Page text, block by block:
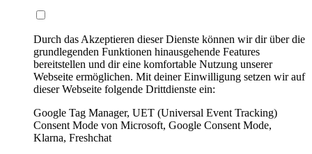
Durch das Akzeptieren dieser Dienste können wir dir über die
grundlegenden Funktionen hinausgehende Features
bereitstellen und dir eine komfortable Nutzung unserer
Webseite ermöglichen. Mit deiner Einwilligung setzen wir auf
dieser Webseite folgende Drittdienste ein:
Google Tag Manager, UET (Universal Event Tracking)
Consent Mode von Microsoft, Google Consent Mode,
Klarna, Freshchat